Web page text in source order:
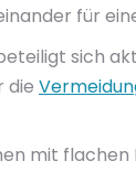
für
sich
die
mit